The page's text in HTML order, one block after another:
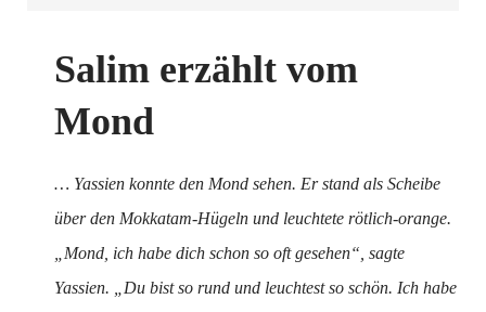
Salim erzählt vom
Mond
… Yassien konnte den Mond sehen. Er stand als Scheibe
über den Mokkatam-Hügeln und leuchtete rötlich-orange.
„Mond, ich habe dich schon so oft gesehen“, sagte
Yassien. „Du bist so rund und leuchtest so schön. Ich habe